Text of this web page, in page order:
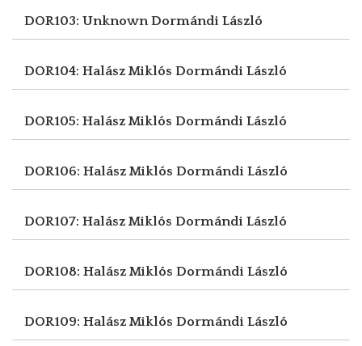
DOR103: UnknownDormándi László
DOR104: Halász Miklós Dormándi László
DOR105: Halász Miklós Dormándi László
DOR106: Halász Miklós Dormándi László
DOR107: Halász Miklós Dormándi László
DOR108: Halász Miklós Dormándi László
DOR109: Halász Miklós Dormándi László